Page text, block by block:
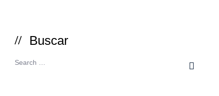
Buscar